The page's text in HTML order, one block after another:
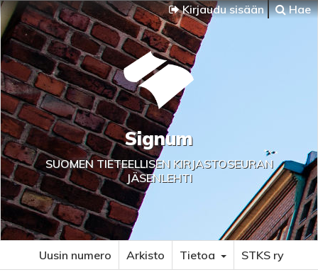
Kirjaudu sisään Hae
Signum
SUOMEN TIETEELLISEN KIRJASTOSEURAN
JÄSENLEHTI
Uusin numero Arkisto Tietoa STKS ry